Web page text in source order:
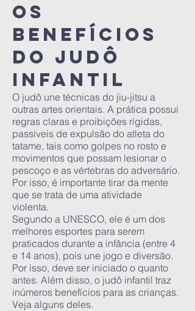
Os
benefícios
do judô
infantil
O judô une técnicas do jiu-jitsu a
outras artes orientais. A prática possui
regras claras e proibições rígidas,
passíveis de expulsão do atleta do
tatame, tais como golpes no rosto e
movimentos que possam lesionar o
pescoço e as vértebras do adversário.
Por isso, é importante tirar da mente
que se trata de uma atividade
violenta.
Segundo a UNESCO, ele é um dos
melhores esportes para serem
praticados durante a infância (entre 4
e 14 anos), pois une jogo e diversão.
Por isso, deve ser iniciado o quanto
antes. Além disso, o judô infantil traz
inúmeros benefícios para as crianças.
Veja alguns deles.